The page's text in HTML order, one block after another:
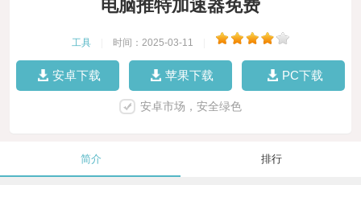
电脑推特加速器免费
工具 时间：2025-03-11
安卓下载 苹果下载 PC下载
安卓市场，安全绿色
简介 排行